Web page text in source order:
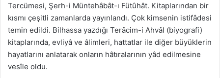
Tercümesi, Şerh-i Müntehâbât-ı Fütûhât. Kitaplarından bir
kısmı çeşitli zamanlarda yayınlandı. Çok kimsenin istifâdesi
temin edildi. Bilhassa yazdığı Terâcim-i Ahvâl (biyografi)
kitaplarında, evliyâ ve âlimleri, hattatlar ile diğer büyüklerin
hayatlarını anlatarak onların hâtıralarının yâd edilmesine
vesîle oldu.